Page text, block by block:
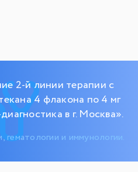
2-й линии терапии с
4 флакона по 4 мг
в г. Москва».
и иммунологии.